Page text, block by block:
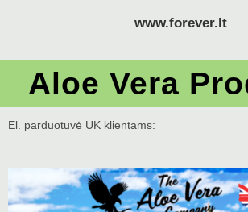
www.forever.lt
Aloe Vera
El. parduotuvė UK klientams: